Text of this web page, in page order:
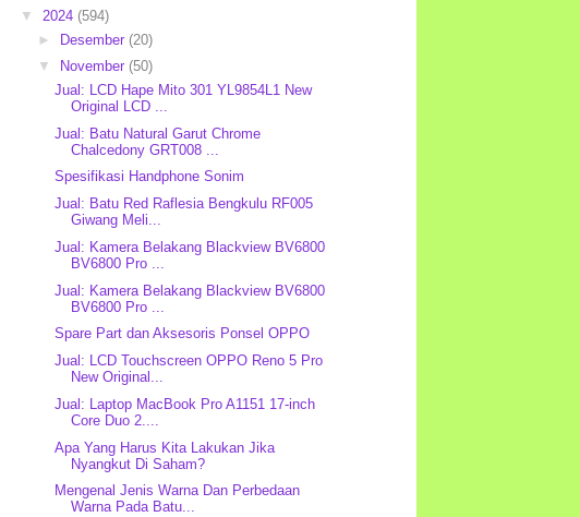
▼ 2024 (594)
► Desember (20)
▼
November (50)
Jual: LCD Hape Mito 301 YL9854L1 New
Original LCD ...
Jual: Batu Natural Garut Chrome
Chalcedony GRT008 ...
Spesifikasi Handphone Sonim
Jual: Batu Red Raflesia Bengkulu RF005
Giwang Meli...
Jual: Kamera Belakang Blackview BV6800
BV6800 Pro ...
Jual: Kamera Belakang Blackview BV6800
BV6800 Pro ...
Spare Part dan Aksesoris Ponsel OPPO
Jual: LCD Touchscreen OPPO Reno 5 Pro
New Original...
Jual: Laptop MacBook Pro A1151 17-inch
Core Duo 2....
Apa Yang Harus Kita Lakukan Jika
Nyangkut Di Saham?
Mengenal Jenis Warna Dan Perbedaan
Warna Pada Batu...